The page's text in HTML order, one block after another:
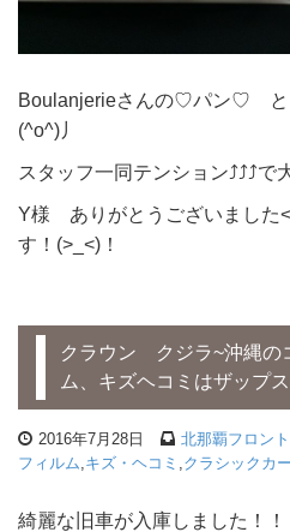
Boulanjerieさんの♡パン♡
(^o^)丿
スタッフ一同テンション⤴⤴⤴で
Y様 ありがとうございました
す！(>_<)！
クラウン クジラ~沖縄の
ム、キズヘコミはザップ
2016年7月28日 北那覇フロン
フィルム キズ・ヘコミ クラシックカー
綺麗な旧車が入庫しました！！